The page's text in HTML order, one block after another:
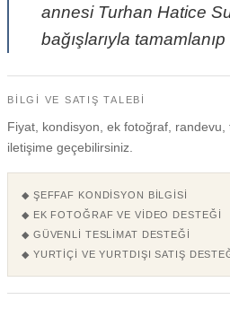
annesi Turhan Hatice
bağışlarıyla
BILGI VE SATIŞ TALEBI
Fiyat, kondisyon, ek fotoğraf, randevu,
iletişime geçebilirsiniz.
◆ ŞEFFAF KONDISYON BILGISI
◆ EK FOTOĞRAF VE VIDEO DESTEĞI
◆ GÜVENLI TESLIMAT DESTEĞI
◆ YURTIÇI VE YURTDIŞI SATIŞ